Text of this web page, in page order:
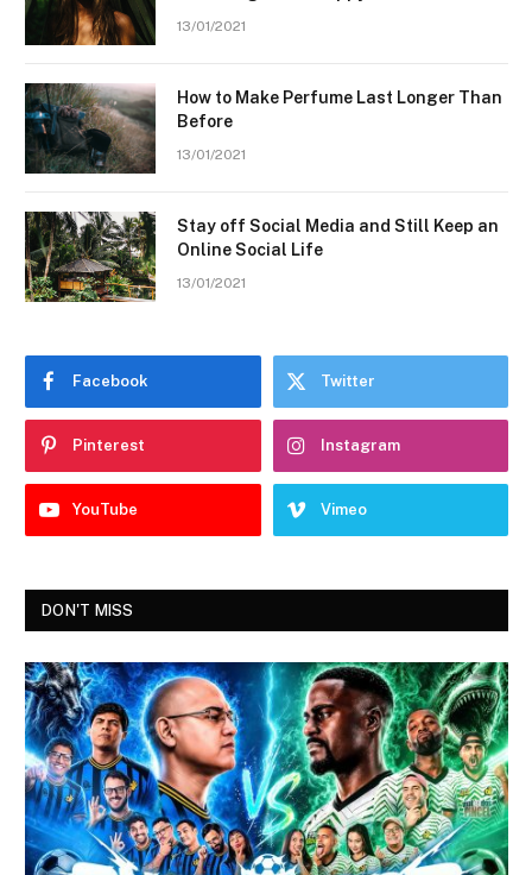
13/01/2021
How to Make Perfume Last Longer Than
Before
13/01/2021
Stay off Social Media and Still Keep an
Online Social Life
13/01/2021
Facebook Twitter
Pinterest Instagram
YouTube Vimeo
DON'T MISS